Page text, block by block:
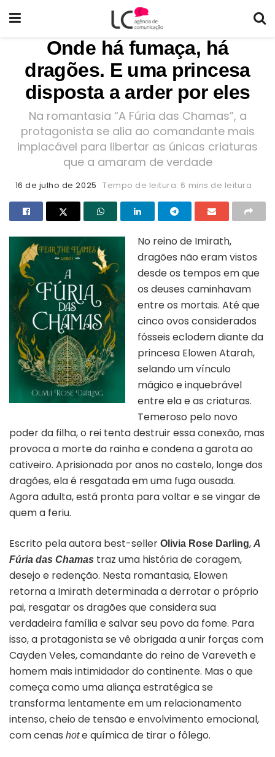
Onde há fumaça, há
dragões. E uma princesa
disposta a arder por eles
Na romantasia “A Fúria das Chamas”, a
protagonista se alia ao comandante mais
implacável para libertar as únicas criaturas
que a amaram de verdade
16 de julho de 2025 Tempo de leitura: 6 mins de leitura
No reino de Imirath,
dragões não eram vistos
desde os tempos em que
os deuses caminhavam
entre os mortais. Até que
cinco ovos considerados
fósseis eclodem diante da
princesa Elowen Atarah,
selando um vínculo
mágico e inquebrável
entre ela e as criaturas.
Temeroso pelo novo
poder da filha, o rei tenta destruir essa conexão, mas
provoca a morte da rainha e condena a garota ao
cativeiro. Aprisionada por anos no castelo, longe dos
dragões, ela é resgatada em uma fuga ousada.
Agora adulta, está pronta para voltar e se vingar de
quem a feriu.
Escrito pela autora best-seller Olivia Rose Darling, A
Fúria das Chamas traz uma história de coragem,
desejo e redenção. Nesta romantasia, Elowen
retorna a Imirath determinada a derrotar o próprio
pai, resgatar os dragões que considera sua
verdadeira família e salvar seu povo da fome. Para
isso, a protagonista se vê obrigada a unir forças com
Cayden Veles, comandante do reino de Vareveth e
homem mais intimidador do continente. Mas o que
começa como uma aliança estratégica se
transforma lentamente em um relacionamento
intenso, cheio de tensão e envolvimento emocional,
com cenas hote química de tirar o fôlego.